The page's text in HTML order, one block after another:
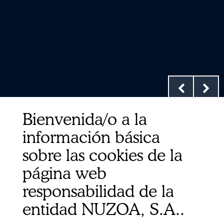
Enlaces Rápidos
Bienvenida/o a la
información básica
sobre las cookies de la
página web
responsabilidad de la
entidad NUZOA, S.A..